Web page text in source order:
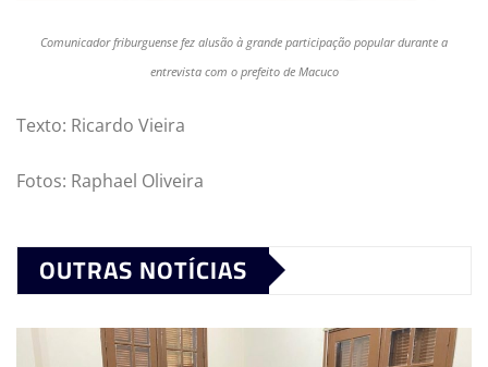
Comunicador friburguense fez alusão à grande participação popular durante a
entrevista com o prefeito de Macuco
Texto: Ricardo Vieira
Fotos: Raphael Oliveira
OUTRAS NOTÍCIAS